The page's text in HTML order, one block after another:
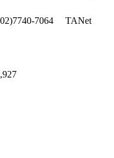
7064
TANet